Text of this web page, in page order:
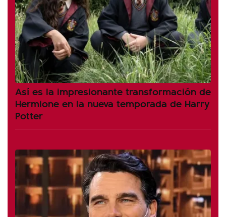
Así es la impresionante transformación de
Hermione en la nueva temporada de Harry
Potter